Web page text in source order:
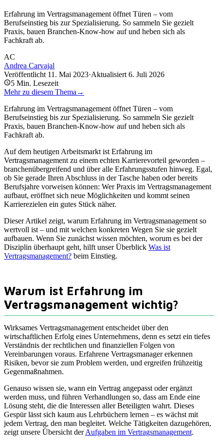
Erfahrung im Vertragsmanagement öffnet Türen – vom
Berufseinstieg bis zur Spezialisierung. So sammeln Sie gezielt
Praxis, bauen Branchen-Know-how auf und heben sich als
Fachkraft ab.
AC
Andrea Carvajal
Veröffentlicht 11. Mai 2023·Aktualisiert 6. Juli 2026
5 Min. Lesezeit
Mehr zu diesem Thema →
Erfahrung im Vertragsmanagement öffnet Türen – vom
Berufseinstieg bis zur Spezialisierung. So sammeln Sie gezielt
Praxis, bauen Branchen-Know-how auf und heben sich als
Fachkraft ab.
Auf dem heutigen Arbeitsmarkt ist Erfahrung im
Vertragsmanagement zu einem echten Karrierevorteil geworden –
branchenübergreifend und über alle Erfahrungsstufen hinweg. Egal,
ob Sie gerade Ihren Abschluss in der Tasche haben oder bereits
Berufsjahre vorweisen können: Wer Praxis im Vertragsmanagement
aufbaut, eröffnet sich neue Möglichkeiten und kommt seinen
Karrierezielen ein gutes Stück näher.
Dieser Artikel zeigt, warum Erfahrung im Vertragsmanagement so
wertvoll ist – und mit welchen konkreten Wegen Sie sie gezielt
aufbauen. Wenn Sie zunächst wissen möchten, worum es bei der
Disziplin überhaupt geht, hilft unser Überblick Was ist
Vertragsmanagement? beim Einstieg.
Warum ist Erfahrung im
Vertragsmanagement wichtig?
Wirksames Vertragsmanagement entscheidet über den
wirtschaftlichen Erfolg eines Unternehmens, denn es setzt ein tiefes
Verständnis der rechtlichen und finanziellen Folgen von
Vereinbarungen voraus. Erfahrene Vertragsmanager erkennen
Risiken, bevor sie zum Problem werden, und ergreifen frühzeitig
Gegenmaßnahmen.
Genauso wissen sie, wann ein Vertrag angepasst oder ergänzt
werden muss, und führen Verhandlungen so, dass am Ende eine
Lösung steht, die die Interessen aller Beteiligten wahrt. Dieses
Gespür lässt sich kaum aus Lehrbüchern lernen – es wächst mit
jedem Vertrag, den man begleitet. Welche Tätigkeiten dazugehören,
zeigt unsere Übersicht derAufgaben im Vertragsmanagement.